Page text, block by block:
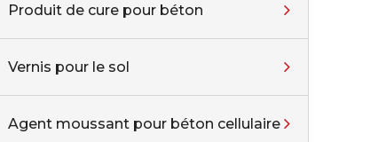
Produit de cure pour béton
Vernis pour le sol
Agent moussant pour béton cellulaire